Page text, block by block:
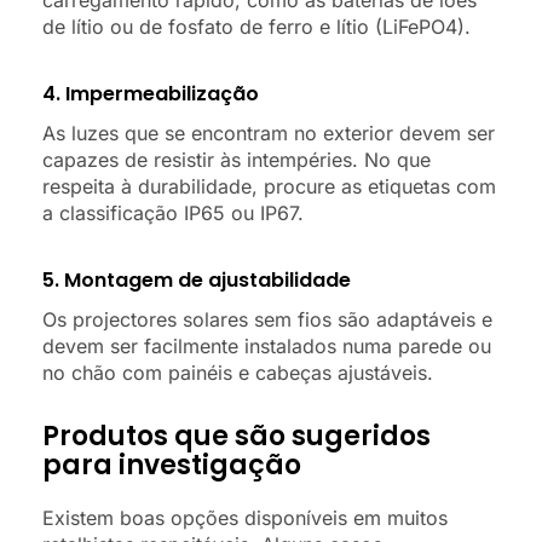
de lítio ou de fosfato de ferro e lítio (LiFePO4).
4. Impermeabilização
As luzes que se encontram no exterior devem ser
capazes de resistir às intempéries. No que
respeita à durabilidade, procure as etiquetas com
a classificação IP65 ou IP67.
5. Montagem de ajustabilidade
Os projectores solares sem fios são adaptáveis e
devem ser facilmente instalados numa parede ou
no chão com painéis e cabeças ajustáveis.
Produtos que são sugeridos
para investigação
Existem boas opções disponíveis em muitos